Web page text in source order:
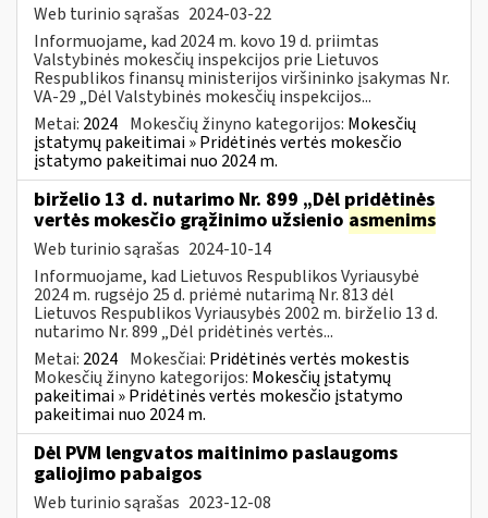
Web turinio sąrašas 2024-03-22
Informuojame, kad 2024 m. kovo 19 d. priimtas
Valstybinės mokesčių inspekcijos prie Lietuvos
Respublikos finansų ministerijos viršininko įsakymas Nr.
VA-29 „Dėl Valstybinės mokesčių inspekcijos...
Metai: 2024 Mokesčių žinyno kategorijos: Mokesčių
įstatymų pakeitimai » Pridėtinės vertės mokesčio
įstatymo pakeitimai nuo 2024 m.
birželio 13 d. nutarimo Nr. 899 „Dėl pridėtinės
vertės mokesčio grąžinimo užsienio asmenims
Web turinio sąrašas 2024-10-14
Informuojame, kad Lietuvos Respublikos Vyriausybė
2024 m. rugsėjo 25 d. priėmė nutarimą Nr. 813 dėl
Lietuvos Respublikos Vyriausybės 2002 m. birželio 13 d.
nutarimo Nr. 899 „Dėl pridėtinės vertės...
Metai: 2024 Mokesčiai: Pridėtinės vertės mokestis
Mokesčių žinyno kategorijos: Mokesčių įstatymų
pakeitimai » Pridėtinės vertės mokesčio įstatymo
pakeitimai nuo 2024 m.
Dėl PVM lengvatos maitinimo paslaugoms
galiojimo pabaigos
Web turinio sąrašas 2023-12-08